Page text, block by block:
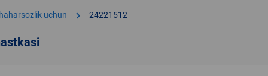
uchun chevron_right 24221512